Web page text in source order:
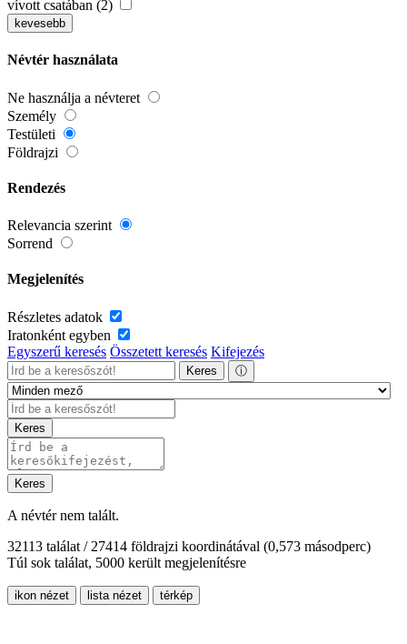
vívott csatában (2)
kevesebb
Névtér használata
Ne használja a névteret
Személy
Testületi
Földrajzi
Rendezés
Relevancia szerint
Sorrend
Megjelenítés
Részletes adatok
Iratonként egyben
Egyszerű keresés Összetett keresés Kifejezés
Keres ⓘ
Keres
Keres
A névtér nem talált.
32113 találat / 27414 földrajzi koordinátával (0,573 másodperc)
Túl sok találat, 5000 került megjelenítésre
ikon nézet lista nézet térkép